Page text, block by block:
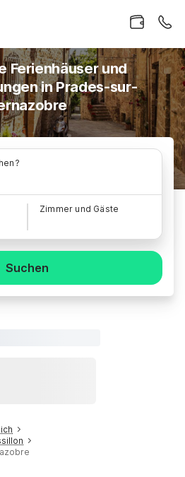
Ferienhäuser und
in Prades-sur-
Zimmer und Gäste
Suchen